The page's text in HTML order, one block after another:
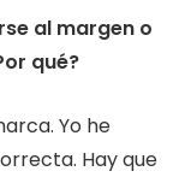
al margen o
qué?
Yo he
Hay que